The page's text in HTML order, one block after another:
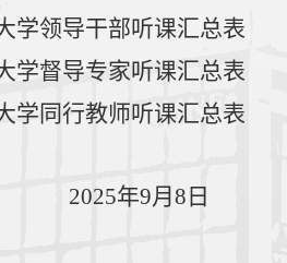
学领导干部听课汇总表
学督导专家听课汇总表
学同行教师听课汇总表
2025年9月 8 日